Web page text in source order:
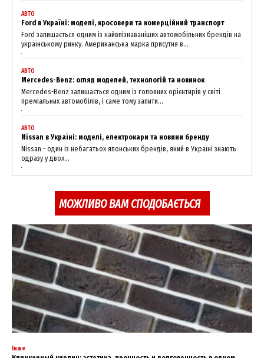
АВТО
Ford в Україні: моделі, кросовери та комерційний транспорт
Ford залишається одним із найвпізнаваніших автомобільних брендів на
українському ринку. Американська марка присутня в...
АВТО
Mercedes-Benz: огляд моделей, технологій та новинок
Mercedes-Benz залишається одним із головних орієнтирів у світі
преміальних автомобілів, і саме тому запити...
АВТО
Nissan в Україні: моделі, електрокари та новини бренду
Nissan - один із небагатьох японських брендів, який в Україні знають
одразу у двох...
МОЖЛИВО ВАМ СПОДОБАЄТЬСЯ
Інше